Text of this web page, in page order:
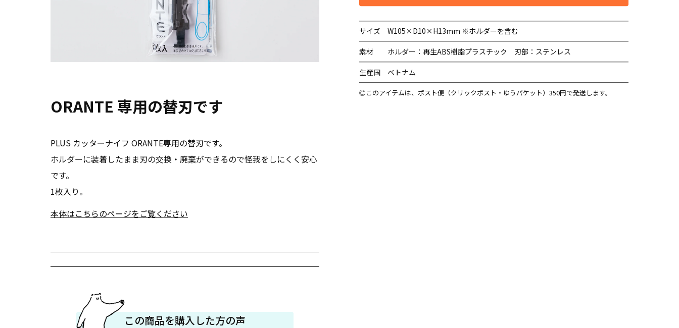
ORANTE 専用の替刃です
PLUS カッターナイフ ORANTE専用の替刃です。
ホルダーに装着したまま刃の交換・廃棄ができるので怪我をしにくく安心
です。
1枚入り。
本体はこちらのページをご覧ください
この商品を購入した方の声
サイズ W105×D10×H13mm ※ホルダーを含む
素材 ホルダー：再生ABS樹脂プラスチック 刃部：ステンレス
生産国 ベトナム
◎このアイテムは、ポスト便（クリックポスト・ゆうパケット）350円で発送します。